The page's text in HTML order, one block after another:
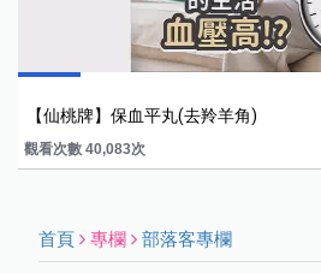
【仙桃牌】保血平丸(去羚羊角)
觀看次數 40,083次
首頁 專欄 部落客專欄